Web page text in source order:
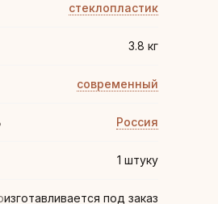
стеклопластик
3.8 кг
современный
Россия
1 штуку
изготавливается под заказ